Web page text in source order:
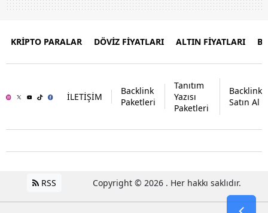
KRİPTO PARALAR DÖVİZ FİYATLARI ALTIN FİYATLARI
İLETİŞİM
Backlink
Paketleri
Tanıtım
Yazısı
Paketleri
Backlink
Satın Al
RSS Copyright © 2026 . Her hakkı saklıdır.